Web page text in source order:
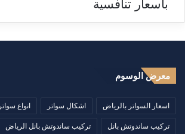
بأسعار تنافسية
معرض الوسوم
اسعار السواتر بالرياض اشكال سواتر انواع سواتر
تركيب ساندوتش بانل تركيب ساندوتش بانل الرياض